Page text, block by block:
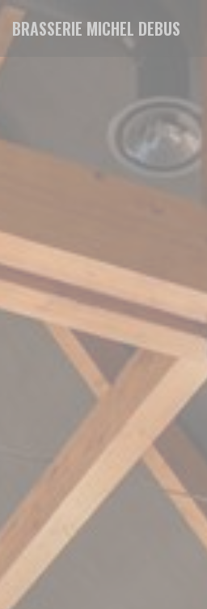
クッキー利用の管理について
BRASSERIE MICHEL DEBUS